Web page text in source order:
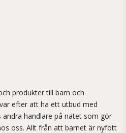
produkter till barn och
efter att ha ett utbud med
handlare på nätet som gör
oss. Allt från att barnet är nyfött